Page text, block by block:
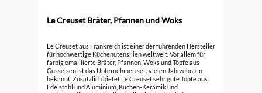
Le Creuset Bräter, Pfannen und Woks
Le Creuset aus Frankreich ist einer der führenden Hersteller
für hochwertige Küchenutensilien weltweit. Vor allem für
farbig emaillierte Bräter, Pfannen, Woks und Töpfe aus
Gusseisen ist das Unternehmen seit vielen Jahrzehnten
bekannt. Zusätzlich bietet Le Creuset sehr gute Töpfe aus
Edelstahl und Aluminium, Küchen-Keramik und